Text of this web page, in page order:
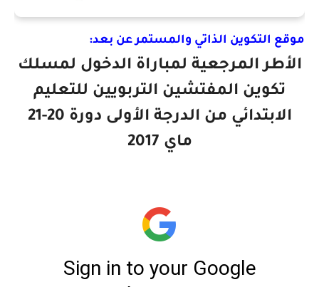
موقع التكوين الذاتي والمستمر عن بعد:
الأطر المرجعية لمباراة الدخول لمسلك
تكوين المفتشين التربويين للتعليم
الابتدائي​ من الدرجة الأولى دورة 20-21
ماي 2017